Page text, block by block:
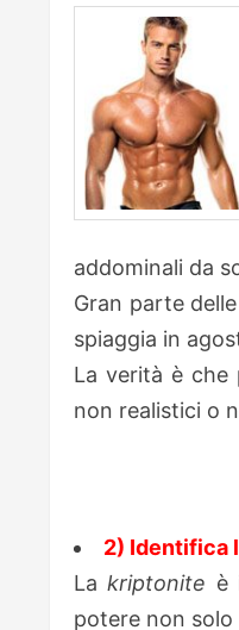
addominali da
Gran parte
spiaggia in
La verità è che
non realistici o
2) Identifica
Lakriptonite è
potere non solo